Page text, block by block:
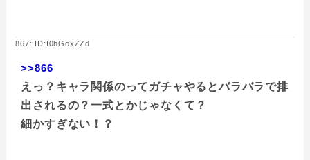
867: ID:I0hGoxZZd
>>866
えっ？キャラ関係のってガチャやるとバラバラで排
出されるの？一式とかじゃなくて？
細かすぎない！？